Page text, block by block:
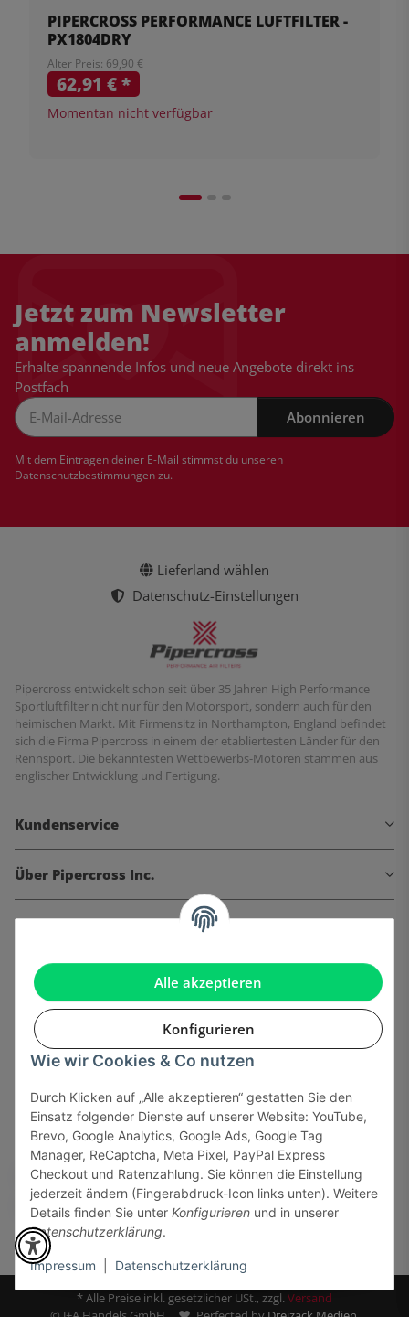
Alle akzeptieren
Konfigurieren
Wie wir Cookies & Co nutzen
Durch Klicken auf „Alle akzeptieren“ gestatten Sie den
Einsatz folgender Dienste auf unserer Website: YouTube,
Brevo, Google Analytics, Google Ads, Google Tag
Manager, ReCaptcha, Meta Pixel, PayPal Express
Checkout und Ratenzahlung. Sie können die Einstellung
jederzeit ändern (Fingerabdruck-Icon links unten). Weitere
Details finden Sie unter Konfigurieren und in unserer
Datenschutzerklärung.
Impressum Datenschutzerklärung
PIPERCROSS PERFORMANCE LUFTFILTER -
PX1804DRY
Alter Preis: 69,90 €
62,91 €*
Momentan nicht verfügbar
Jetzt zum Newsletter
anmelden!
Erhalte spannende Infos und neue Angebote direkt ins
Postfach
Abonnieren
Mit dem Eintragen deiner E-Mail stimmst du unseren
Datenschutzbestimmungenzu.
Lieferland wählen
Datenschutz-Einstellungen
Pipercross entwickelt schon seit über 35 Jahren High Performance
Sportluftfilter nicht nur für den Motorsport, sondern auch für den
heimischen Markt. Mit Firmensitz in Northampton, England befindet
sich die Firma Pipercross in einem der etabliertesten Länder für den
Rennsport. Die bekanntesten Wettbewerbs-Motoren stammen aus
englischer Entwicklung und Fertigung.
Kundenservice
Über Pipercross Inc.
Informationen
Gesetzliche Informationen
Sicher bezahlen via:
* Alle Preise inkl. gesetzlicher USt., zzgl.Versand